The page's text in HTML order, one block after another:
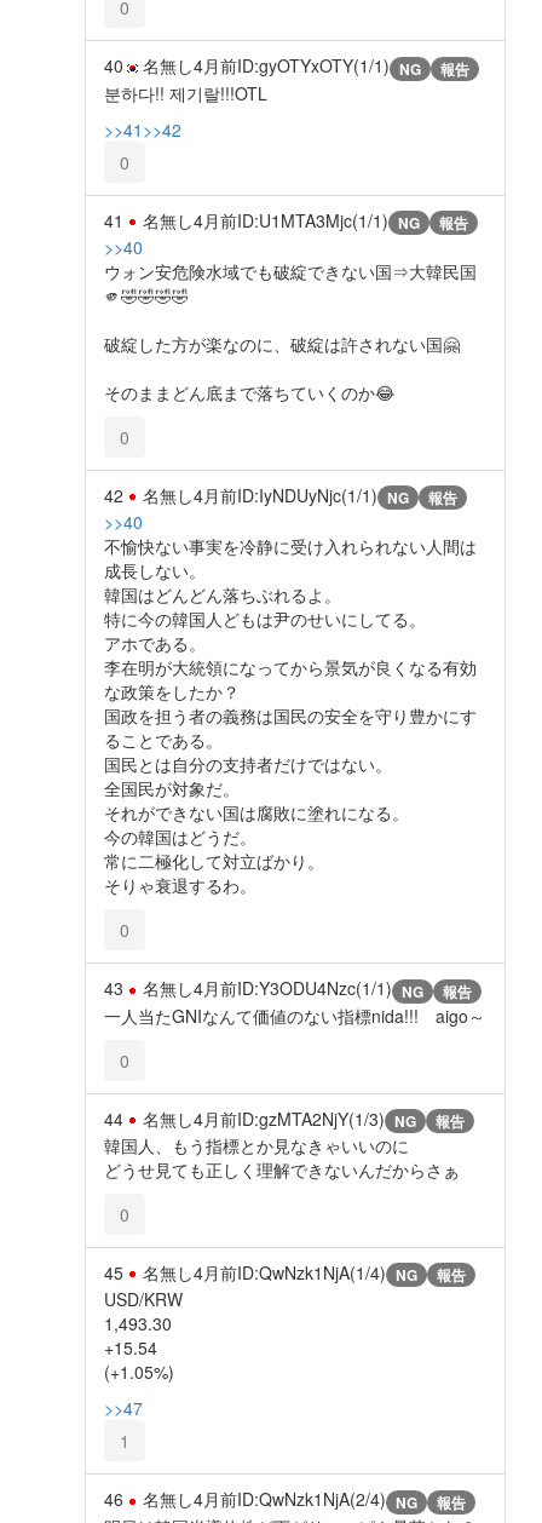
0
40 名無し4月前ID:gyOTYxOTY(1/1) NG 報告
분하다!! 제기랄!!!OTL
>>41 >>42
0
41 名無し4月前ID:U1MTA3Mjc(1/1) NG 報告
>>40
ウォン安危険水域でも破綻できない国⇒大韓民国
🫵🤣🤣🤣🤣
破綻した方が楽なのに、破綻は許されない国🤗
そのままどん底まで落ちていくのか😂
0
42 名無し4月前ID:IyNDUyNjc(1/1) NG 報告
>>40
不愉快ない事実を冷静に受け入れられない人間は
成長しない。
韓国はどんどん落ちぶれるよ。
特に今の韓国人どもは尹のせいにしてる。
アホである。
李在明が大統領になってから景気が良くなる有効
な政策をしたか？
国政を担う者の義務は国民の安全を守り豊かにす
ることである。
国民とは自分の支持者だけではない。
全国民が対象だ。
それができない国は腐敗に塗れになる。
今の韓国はどうだ。
常に二極化して対立ばかり。
そりゃ衰退するわ。
0
43 名無し4月前ID:Y3ODU4Nzc(1/1) NG 報告
一人当たGNIなんて価値のない指標nida!!! aigo～
0
44 名無し4月前ID:gzMTA2NjY(1/3) NG 報告
韓国人、もう指標とか見なきゃいいのに
どうせ見ても正しく理解できないんだからさぁ
0
45 名無し4月前ID:QwNzk1NjA(1/4) NG 報告
USD/KRW
1,493.30
+15.54
(+1.05%)
>>47
1
46 名無し4月前ID:QwNzk1NjA(2/4) NG 報告